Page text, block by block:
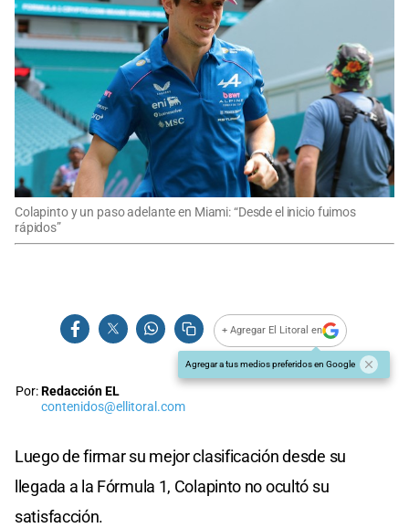
Colapinto y un paso adelante en Miami: “Desde el inicio fuimos
rápidos”
+ Agregar El Litoral en
Agregar a tus medios preferidos en Google
Por:Redacción EL
contenidos@ellitoral.com
Luego de firmar su mejor clasificación desde su
llegada a la Fórmula 1, Colapinto no ocultó su
satisfacción.